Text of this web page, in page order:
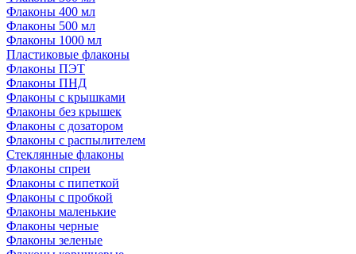
Флаконы 400 мл
Флаконы 500 мл
Флаконы 1000 мл
Пластиковые флаконы
Флаконы ПЭТ
Флаконы ПНД
Флаконы с крышками
Флаконы без крышек
Флаконы с дозатором
Флаконы с распылителем
Стеклянные флаконы
Флаконы cпреи
Флаконы с пипеткой
Флаконы с пробкой
Флаконы маленькие
Флаконы черные
Флаконы зеленые